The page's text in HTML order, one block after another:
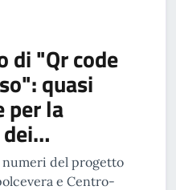
di "Qr code
quasi
per la
dei…
numeri del progetto
e Centro-